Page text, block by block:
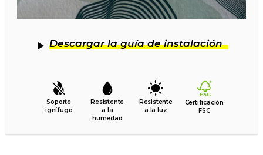
Descargar la guía de instalación
Soporte
ignífugo
Resistente
a la
humedad
Resistente
a la luz
Certificación
FSC